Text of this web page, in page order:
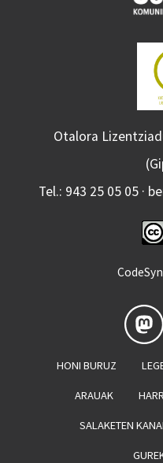
Otalora
Tel.: 943 25 05 05 ·
HONI BURUZ
ARAUAK
SALAKETEN